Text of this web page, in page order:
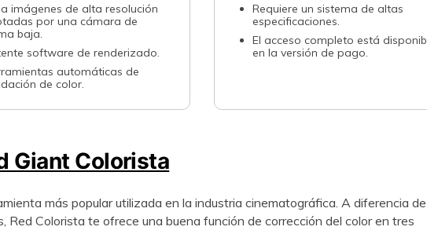
imágenes de alta resolución
por una cámara de
baja.󠀲󠀡󠀠󠀡󠀨󠀦󠀨󠀩󠀠󠀳
software de renderizado.󠀲󠀡󠀠󠀡󠀨󠀦󠀨󠀩󠀡󠀳
automáticas de
de color.󠀲󠀡󠀠󠀡󠀨󠀦󠀨󠀩󠀢󠀳
Requiere un sistema de altas
especificaciones.󠀲󠀡󠀠󠀡󠀨󠀦󠀨󠀩󠀤󠀳
󠀰El acceso completo está
en la versión de pago.󠀲󠀡󠀠󠀡󠀨󠀦󠀨󠀩󠀥󠀳
Giant Colorista
más popular utilizada en la industria cinematográfica.󠀲󠀡󠀠󠀡󠀨󠀦󠀨󠀩󠀧󠀳󠀰 A diferencia
Red Colorista te ofrece una buena función de corrección del color en tres